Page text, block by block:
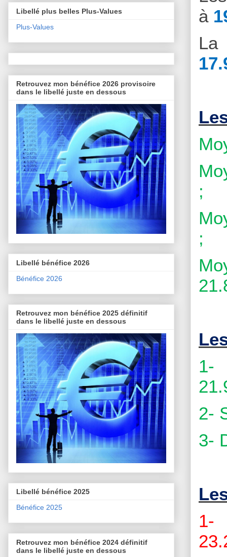
à
La
;
;
1-
2-
3-
1-
Libellé plus belles Plus-Values
Plus-Values
Retrouvez mon bénéfice 2026 provisoire
dans le libellé juste en dessous
Libellé bénéfice 2026
Bénéfice 2026
Retrouvez mon bénéfice 2025 définitif
dans le libellé juste en dessous
Libellé bénéfice 2025
Bénéfice 2025
Retrouvez mon bénéfice 2024 définitif
dans le libellé juste en dessous